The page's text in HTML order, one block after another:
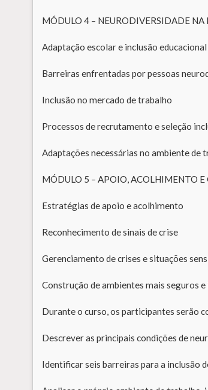
MÓDULO 4 – NEURODIVERSIDADE
Adaptação escolar e inclusão educacional
Barreiras enfrentadas por pessoas
Inclusão no mercado de trabalho
Processos de recrutamento e seleção
Adaptações necessárias no ambiente de
MÓDULO 5 – APOIO, ACOLHIMENTO
Estratégias de apoio e acolhimento
Reconhecimento de sinais de crise
Gerenciamento de crises e situações
Construção de ambientes mais seguros
Durante o curso, os participantes serão
Descrever as principais condições de
Identificar seis barreiras para a inclusão